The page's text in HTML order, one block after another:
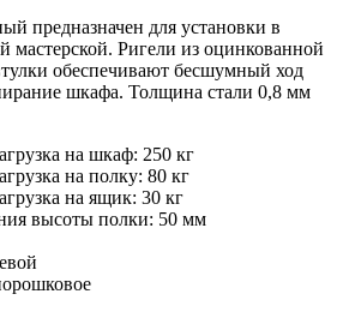
предназначен для установки в
мастерской. Ригели из оцинкованной
обеспечивают бесшумный ход
шкафа. Толщина стали 0,8 мм
на шкаф: 250 кг
на полку: 80 кг
на ящик: 30 кг
высоты полки: 50 мм